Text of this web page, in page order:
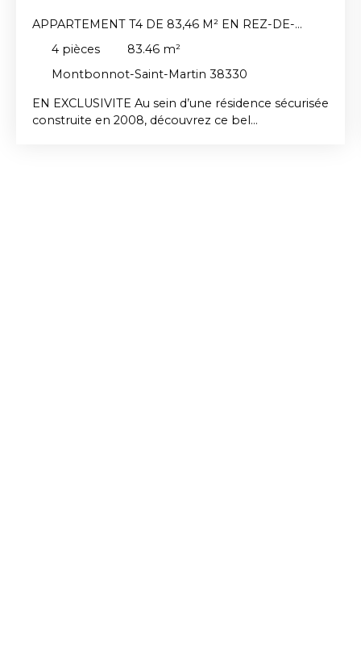
APPARTEMENT T4 DE 83,46 M² EN REZ-DE-
JARDIN
4 pièces 83.46 m²
Montbonnot-Saint-Martin 38330
EN EXCLUSIVITE Au sein d’une résidence sécurisée
construite en 2008, découvrez ce bel